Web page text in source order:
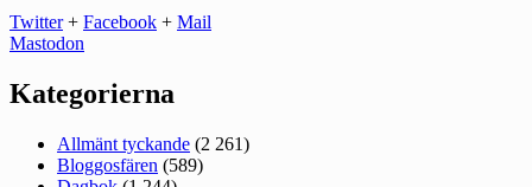
Twitter+ Facebook + Mail
Mastodon
Kategorierna
Allmänt tyckande (2 261)
Bloggosfären (589)